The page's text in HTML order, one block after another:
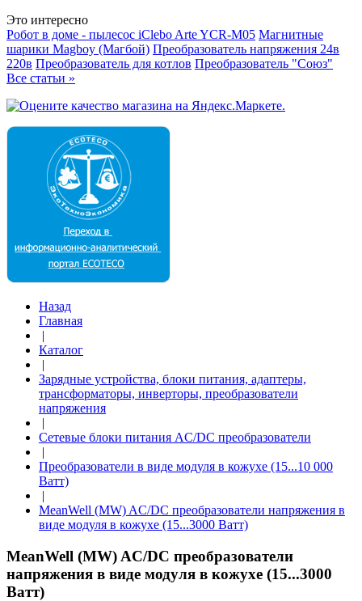
Это интересно
Робот в доме - пылесос iClebo Arte YCR-M05 Магнитные
шарики Magboy (Магбой) Преобразователь напряжения 24в
220в Преобразователь для котлов Преобразователь "Союз"
Все статьи »
Назад
Главная
|
Каталог
|
Зарядные устройства, блоки питания, адаптеры,
трансформаторы, инверторы, преобразователи
напряжения
|
Сетевые блоки питания AC/DC преобразователи
|
Преобразователи в виде модуля в кожухе (15...10 000
Ватт)
|
MeanWell (MW) AC/DC преобразователи напряжения в
виде модуля в кожухе (15...3000 Ватт)
MeanWell (MW) AC/DC преобразователи
напряжения в виде модуля в кожухе (15...3000
Ватт)